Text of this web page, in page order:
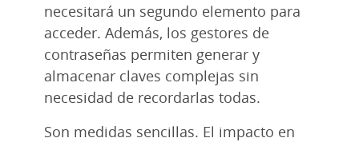
necesitará un segundo elemento para
acceder. Además, los gestores de
contraseñas permiten generar y
almacenar claves complejas sin
necesidad de recordarlas todas.
Son medidas sencillas. El impacto en